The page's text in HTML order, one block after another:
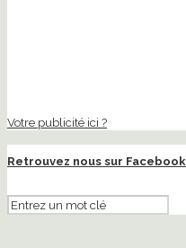
Votre publicité ici ?
Retrouvez nous sur Facebook